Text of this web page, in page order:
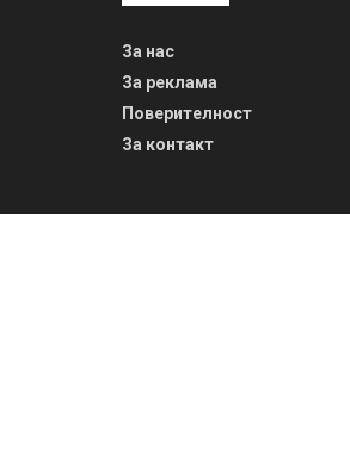
За нас
За реклама
Поверителност
За контакт